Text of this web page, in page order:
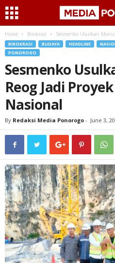
Home Birokrasi Sesmenko Usulkan
BIROKRASI BUDAYA HEADLINE
PONOROGO
Sesmenko
Reog Jadi
Nasional
By Redaksi Media Ponorogo - June 3,